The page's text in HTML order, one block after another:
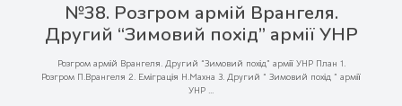
№38. Розгром армій Врангеля.
Другий “Зимовий похід” армії УНР
Розгром армій Врангеля. Другий “Зимовий похід” армії УНР План 1.
Розгром П.Врангеля 2. Еміграція Н.Махна 3. Другий “ Зимовий похід ” армії
УНР ...